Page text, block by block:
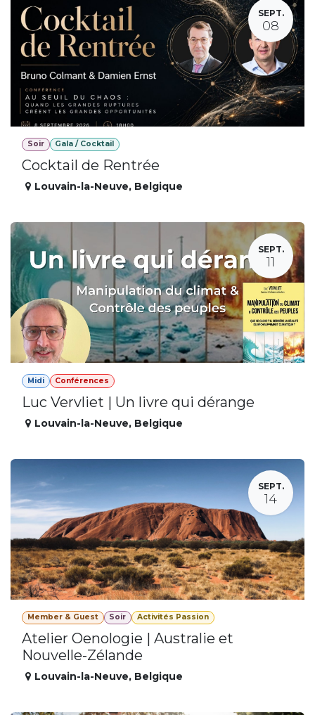
SEPT.
08
Soir Gala / Cocktail
Cocktail de Rentrée
Louvain-la-Neuve, Belgique
SEPT.
11
Midi Conférences
Luc Vervliet | Un livre qui dérange
Louvain-la-Neuve, Belgique
SEPT.
14
Member & Guest Soir Activités Passion
Atelier Oenologie | Australie et
Nouvelle-Zélande
Louvain-la-Neuve, Belgique